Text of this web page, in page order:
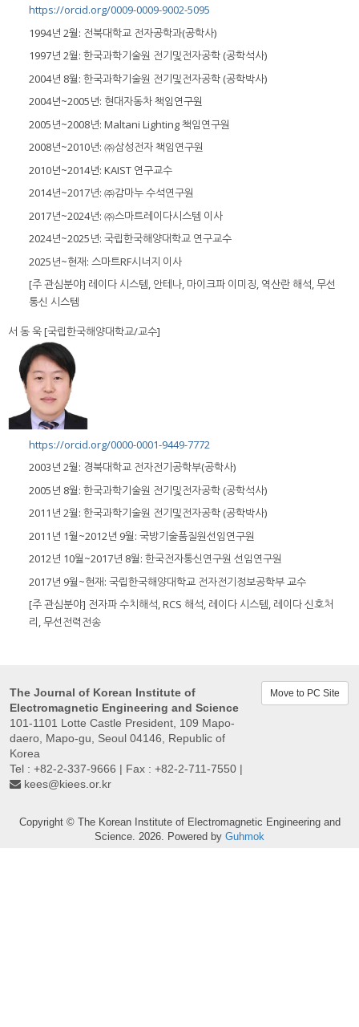
https://orcid.org/0009-0009-9002-5095
1994년 2월: 전북대학교 전자공학과(공학사)
1997년 2월: 한국과학기술원 전기및전자공학 (공학석사)
2004년 8월: 한국과학기술원 전기및전자공학 (공학박사)
2004년~2005년: 현대자동차 책임연구원
2005년~2008년: Maltani Lighting 책임연구원
2008년~2010년: ㈜삼성전자 책임연구원
2010년~2014년: KAIST 연구교수
2014년~2017년: ㈜감마누 수석연구원
2017년~2024년: ㈜스마트레이다시스템 이사
2024년~2025년: 국립한국해양대학교 연구교수
2025년~현재: 스마트RF시너지 이사
[주 관심분야] 레이다 시스템, 안테나, 마이크파 이미징, 역산란 해석, 무선
통신 시스템
서 동 욱 [국립한국해양대학교/교수]
https://orcid.org/0000-0001-9449-7772
2003년 2월: 경북대학교 전자전기공학부(공학사)
2005년 8월: 한국과학기술원 전기및전자공학 (공학석사)
2011년 2월: 한국과학기술원 전기및전자공학 (공학박사)
2011년 1월~2012년 9월: 국방기술품질원선임연구원
2012년 10월~2017년 8월: 한국전자통신연구원 선임연구원
2017년 9월~현재: 국립한국해양대학교 전자전기정보공학부 교수
[주 관심분야] 전자파 수치해석, RCS 해석, 레이다 시스템, 레이다 신호처
리, 무선전력전송
The Journal of Korean Institute of
Electromagnetic Engineering and Science
101-1101 Lotte Castle President, 109 Mapo-
daero, Mapo-gu, Seoul 04146, Republic of
Korea
Tel : +82-2-337-9666 | Fax : +82-2-711-7550 |
kees@kiees.or.kr
Move to PC Site
Copyright © The Korean Institute of Electromagnetic Engineering and
Science. 2026. Powered by Guhmok